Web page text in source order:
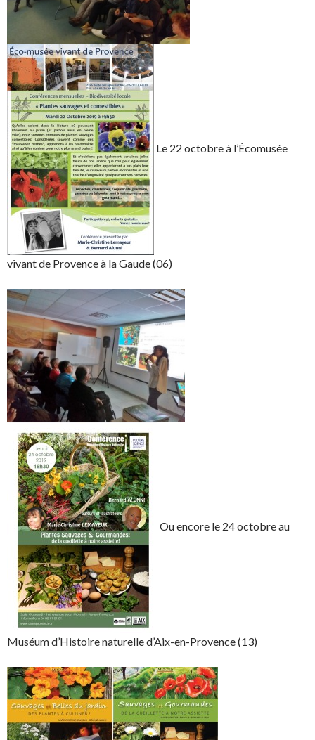
Le 22 octobre à l’Écomusée
vivant de Provence à la Gaude (06)
Ou encore le 24 octobre au
Muséum d’Histoire naturelle d’Aix-en-Provence (13)